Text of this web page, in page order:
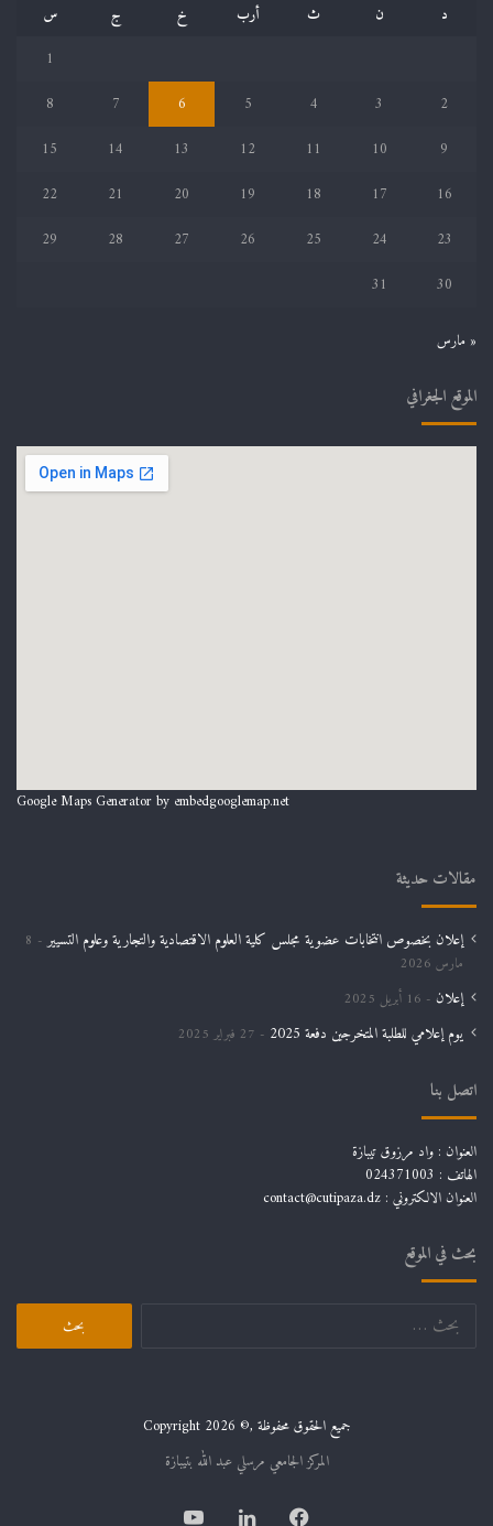
د
ن ث أرب خ ج
س
1
2
3
4
5
6
7
8
9
10
11
12
13
14
15
16
17
18
19
20
21
22
23
24
25
26
27
28
29
30
31
« مارس
الموقع الجغرافي
Google Maps Generator by embedgooglemap.net
مقالات حديثة
إعلان بخصوص انتخابات عضوية مجلس كلية العلوم الاقتصادية والتجارية وعلوم التسيير
8
مارس 2026
إعلان 16 أبريل 2025
يوم إعلامي للطلبة المتخرجين دفعة 2025 27 فبراير 2025
اتصل بنا
العنوان : واد مرزوق تيبازة
الهاتف : 024371003
العنوان الالكتروني : contact@cutipaza.dz
بحث في الموقع
البحث
جميع الحقوق محفوظة ,© Copyright 2026
المركز الجامعي مرسلي عبد الله بتيبازة
فيسبوكلينكدإن يوتيوب